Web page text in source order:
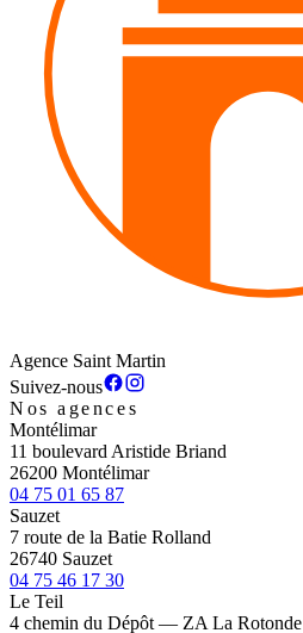
Agence Saint Martin
Suivez-nous
Nos agences
Montélimar
11 boulevard Aristide Briand
26200 Montélimar
04 75 01 65 87
Sauzet
7 route de la Batie Rolland
26740 Sauzet
04 75 46 17 30
Le Teil
4 chemin du Dépôt — ZA La Rotonde